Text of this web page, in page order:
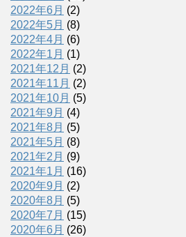
2022年6月 (2)
2022年5月 (8)
2022年4月 (6)
2022年1月 (1)
2021年12月 (2)
2021年11月 (2)
2021年10月 (5)
2021年9月 (4)
2021年8月 (5)
2021年5月 (8)
2021年2月 (9)
2021年1月 (16)
2020年9月 (2)
2020年8月 (5)
2020年7月 (15)
2020年6月 (26)